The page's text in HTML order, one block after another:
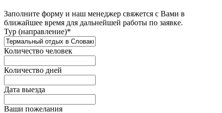
Заполните форму и наш менеджер свяжется с Вами в
ближайшее время для дальнейшей работы по заявке.
Тур (направление)*
Количество человек
Количество дней
Дата выезда
Ваши пожелания